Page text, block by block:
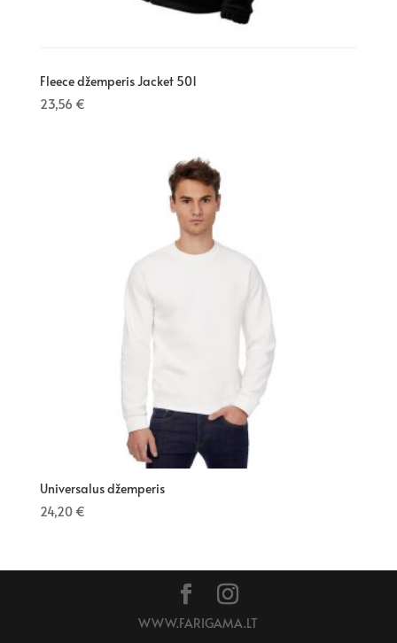
Fleece džemperis Jacket 501
23,56 €
Universalus džemperis
24,20 €
WWW.FARIGAMA.LT